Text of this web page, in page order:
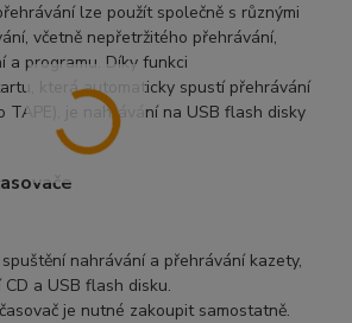
lze použít společně s různými
včetně nepřetržitého přehrávání,
a programu. Díky funkci
která automaticky spustí přehrávání
TAPE), je nahrávání na USB flash disky
nahrávání a přehrávání kazety,
a USB flash disku.
je nutné zakoupit samostatně.